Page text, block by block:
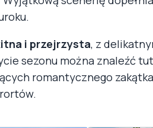
i przejrzysta, z
sezonu można znaleźć
romantycznego zakątka